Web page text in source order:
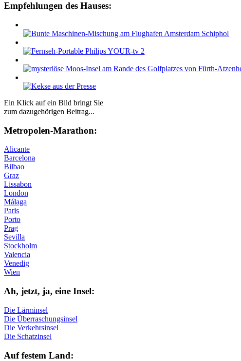
Empfehlungen des Hauses:
Ein Klick auf ein Bild bringt Sie
zum dazugehörigen Beitrag...
Me­tro­po­len-Ma­ra­thon:
Alicante
Barcelona
Bilbao
Graz
Lissabon
London
Málaga
Paris
Porto
Prag
Sevilla
Stockholm
Valencia
Venedig
Wien
Ah, jetzt, ja, ei­ne In­sel:
Die Lärminsel
Die Überraschungsinsel
Die Verkehrsinsel
Die Schatzinsel
Auf fe­stem Land: